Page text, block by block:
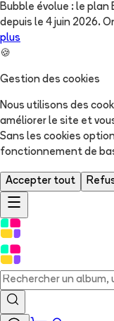
Bubble évolue : le
depuis le 4 juin 2026.
plus
🍪
Gestion des cookies
Nous utilisons des
améliorer le site et
Sans les cookies
fonctionnement de
Accepter tout